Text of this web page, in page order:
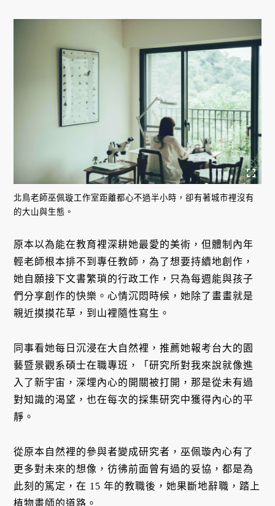
北鳥老師巫佩璇工作室距離都心不過半小時，卻有著城市裡沒有
的大山與生態。
原本以為能在教育裡深耕她最愛的美術，但體制內年
輕老師根本排不到專任教師，為了想要持續地創作，
她自願接下文書繁瑣的行政工作，只為每週能與孩子
們分享創作的快樂。心情沉悶時候，她除了畫畫就是
親近摸摸花草，到山裡隨性寫生。
同事看她每日沉浸在大自然裡，推薦她報考台大的園
藝暨景觀系碩士在職專班，「研究所對我來說就像進
入了新宇宙，深埋內心的開關被打開，那是從未有過
對知識的渴望，也在每次的採集研究中獲得內心的平
靜。
從原本自然裡的參與者變成研究者，巫佩璇內心有了
更多對未來的想像，彷彿前面曾有過的妥協，都是為
此刻的篤定，在 15 年的教職後，她果斷地辭職，踏上
植物畫師的道路。